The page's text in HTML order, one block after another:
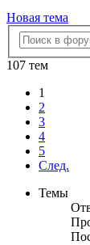
Новая тема
107 тем
1
2
3
4
5
След.
Темы